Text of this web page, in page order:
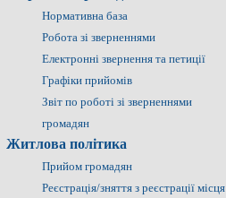
Нормативна база
Робота зі зверненнями
Електронні звернення та петиції
Графіки прийомів
Звіт по роботі зі зверненнями
громадян
Житлова політика
Прийом громадян
Реєстрація/зняття з реєстрації місця